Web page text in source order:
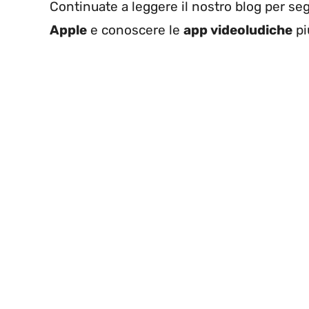
Continuate a leggere il nostro blog per
Apple e conoscere le app videoludiche